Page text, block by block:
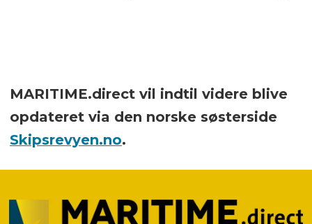
MARITIME.direct vil indtil videre blive
opdateret via den norske søsterside
Skipsrevyen.no.